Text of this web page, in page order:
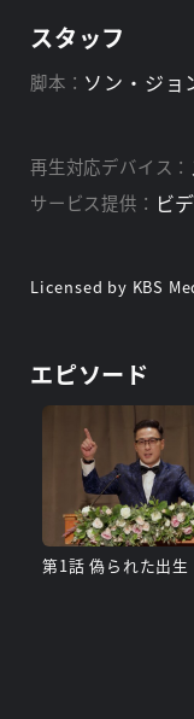
スタッフ
脚本： ソン・ジョ
再生対応デバイス：
サービス提供： ビ
Licensed by KBS
エピソード
第1話 偽られた出生